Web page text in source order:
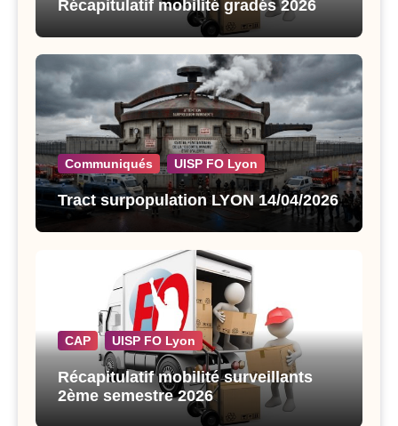
Récapitulatif mobilité gradés 2026
Communiqués UISP FO Lyon
Tract surpopulation LYON 14/04/2026
CAP UISP FO Lyon
Récapitulatif mobilité surveillants
2ème semestre 2026